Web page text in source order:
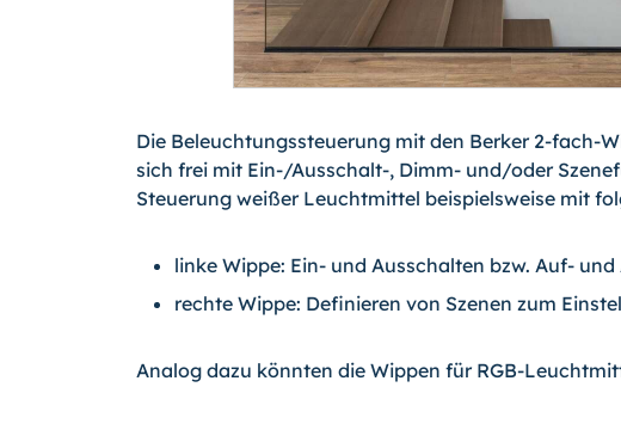
Die Beleuchtungssteuerung mit den Berker 2-fach-
sich frei mit Ein-/Ausschalt-, Dimm- und/oder
Steuerung weißer Leuchtmittel beispielsweise mit
linke Wippe: Ein- und Ausschalten bzw. Auf-
rechte Wippe: Definieren von Szenen zum
Analog dazu könnten die Wippen für RGB-